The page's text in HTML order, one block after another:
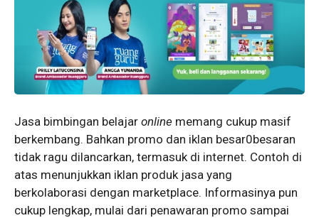
Jasa bimbingan belajar online memang cukup masif
berkembang. Bahkan promo dan iklan besar0besaran
tidak ragu dilancarkan, termasuk di internet. Contoh di
atas menunjukkan iklan produk jasa yang
berkolaborasi dengan marketplace. Informasinya pun
cukup lengkap, mulai dari penawaran promo sampai